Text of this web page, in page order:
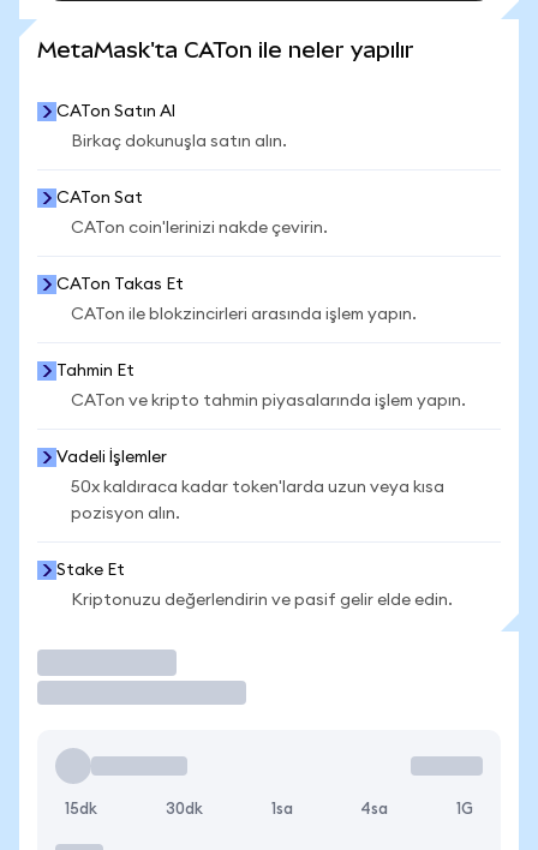
MetaMask'ta CATon ile neler yapılır
CATon Satın Al
Birkaç dokunuşla satın alın.
CATon Sat
CATon coin'lerinizi nakde çevirin.
CATon Takas Et
CATon ile blokzincirleri arasında işlem yapın.
Tahmin Et
CATon ve kripto tahmin piyasalarında işlem yapın.
Vadeli İşlemler
50x kaldıraca kadar token'larda uzun veya kısa
pozisyon alın.
Stake Et
Kriptonuzu değerlendirin ve pasif gelir elde edin.
15dk 30dk 1sa 4sa 1G